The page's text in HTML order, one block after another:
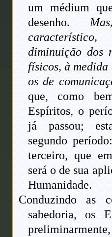
um médium
desenho.
diminuição dos
físicos, à
os de
que, como
Espíritos, o
já passou;
segundo
terceiro, que
será o de sua
Humanidade.
Conduzindo as
sabedoria, os